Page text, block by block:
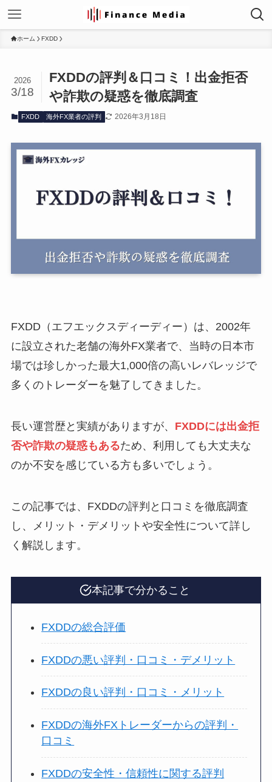
ホーム FXDD
FXDDの評判＆口コミ！出金拒否
や詐欺の疑惑を徹底調査
2026
3/18
FXDD 海外FX業者の評判 2026年3月18日
FXDD（エフエックスディーディー）は、2002年
に設立された老舗の海外FX業者で、当時の日本市
場では珍しかった最大1,000倍の高いレバレッジで
多くのトレーダーを魅了してきました。
長い運営歴と実績がありますが、 FXDDには出金拒
否や詐欺の疑惑もあるため、利用しても大丈夫な
のか不安を感じている方も多いでしょう。
この記事では、FXDDの評判と口コミを徹底調査
し、メリット・デメリットや安全性について詳し
く解説します。
本記事で分かること
FXDDの総合評価
FXDDの悪い評判・口コミ・デメリット
FXDDの良い評判・口コミ・メリット
FXDDの海外FXトレーダーからの評判・
口コミ
FXDDの安全性・信頼性に関する評判